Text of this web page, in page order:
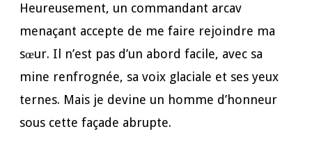
Heureusement, un commandant arcav
menaçant accepte de me faire rejoindre ma
sœur. Il n’est pas d’un abord facile, avec sa
mine renfrognée, sa voix glaciale et ses yeux
ternes. Mais je devine un homme d’honneur
sous cette façade abrupte.